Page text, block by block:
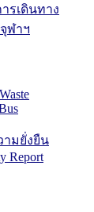
รเดินทาง
ฬาฯ
ามยั่งยืน
Report